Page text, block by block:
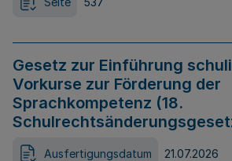
Gesetz zur Einführung
Vorkurse zur Förderung der
Sprachkompetenz (18.
Ausfertigungsdatum 21.07.2026